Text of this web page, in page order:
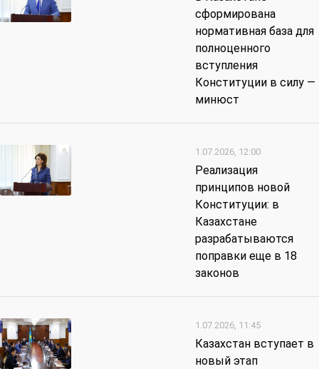
сформирована
нормативная база для
полноценного
вступления
Конституции в силу —
минюст
1.07.2026, 12:00
Реализация
принципов новой
Конституции: в
Казахстане
разрабатываются
поправки еще в 18
законов
1.07.2026, 11:45
Казахстан вступает в
новый этап